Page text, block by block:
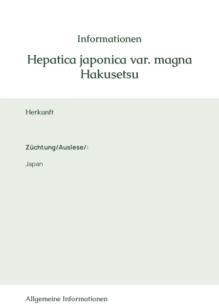
Informationen
Hepatica japonica var. magna
Hakusetsu
Herkunft
Züchtung/Auslese/:
Japan
Allgemeine Informationen